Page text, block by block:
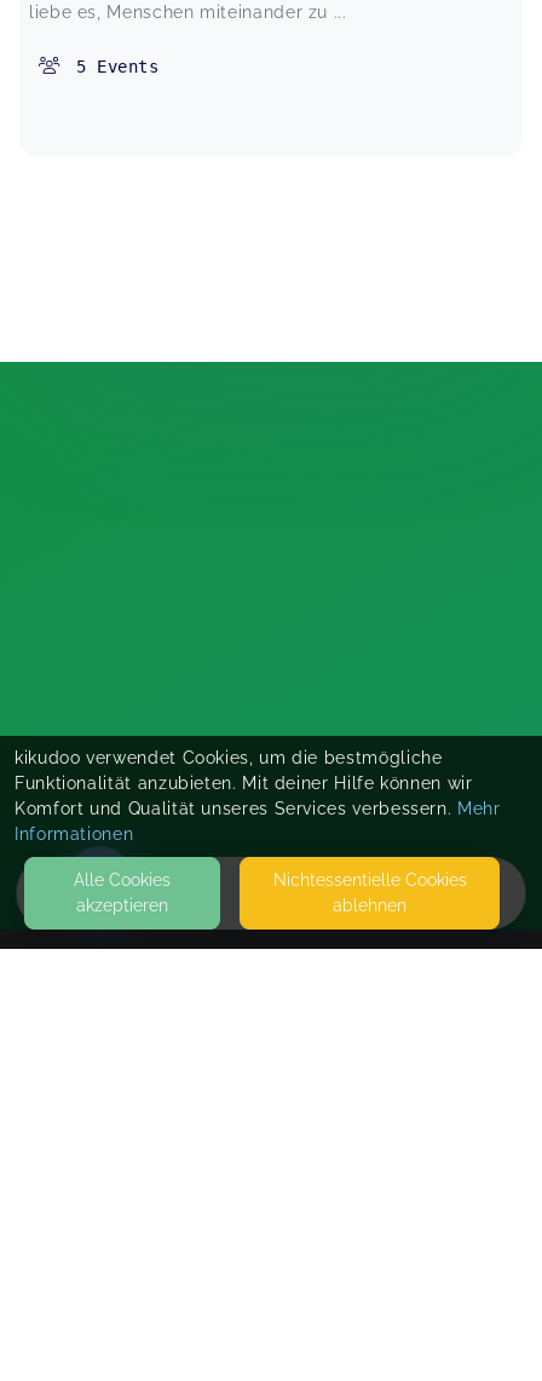
HOME
liebe es, Menschen miteinander zu ...
5 Events
kikudoo verwendet Cookies, um die bestmögliche
Funktionalität anzubieten. Mit deiner Hilfe können wir
Komfort und Qualität unseres Services verbessern. Mehr
Informationen
Alle Cookies
akzeptieren
Nicht­essentielle Cookies
ablehnen